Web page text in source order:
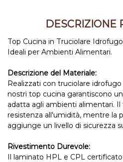
DESCRIZIONE
Top Cucina in Truciolare
Ideali per Ambienti Alimentari.
Descrizione del Materiale:
Realizzati con truciolare idrofugo
nostri top cucina garantiscono
adatta agli ambienti alimentari.
resistenza all'umidità, mentre la
aggiunge un livello di sicurezza
Rivestimento Durevole:
Il laminato HPL e CPL